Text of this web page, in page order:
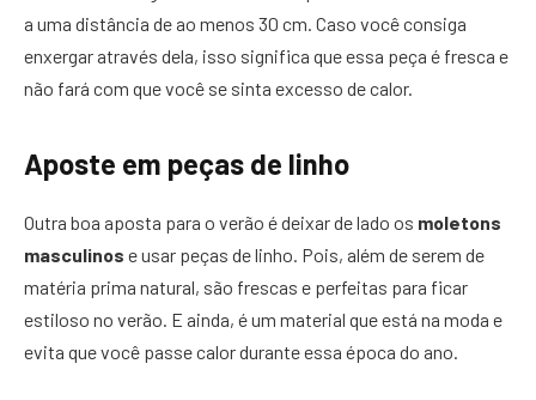
a uma distância de ao menos 30 cm. Caso você consiga
enxergar através dela, isso significa que essa peça é fresca e
não fará com que você se sinta excesso de calor.
Aposte em peças de linho
Outra boa aposta para o verão é deixar de lado os moletons
masculinos e usar peças de linho. Pois, além de serem de
matéria prima natural, são frescas e perfeitas para ficar
estiloso no verão. E ainda, é um material que está na moda e
evita que você passe calor durante essa época do ano.